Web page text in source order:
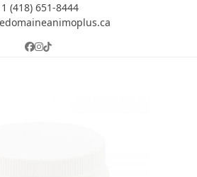
1 (418) 651-8444
Facebook
Instagram
Tiktok